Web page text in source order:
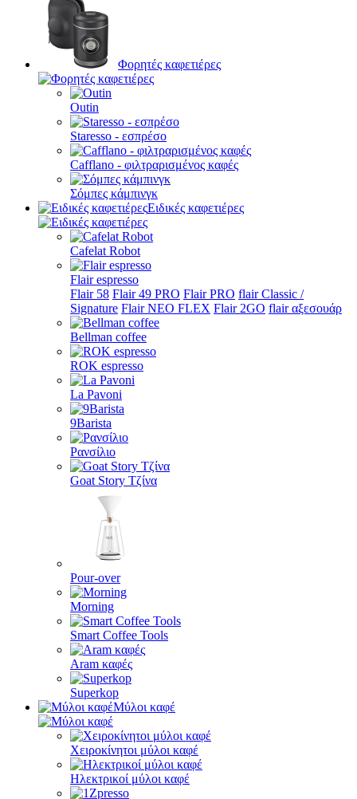
Φορητές καφετιέρες
Outin
Staresso - εσπρέσο
Cafflano - φιλτραρισμένος καφές
Σόμπες κάμπινγκ
Ειδικές καφετιέρες
Cafelat Robot
Flair espresso
Flair 58 Flair 49 PRO Flair PRO flair Classic /
Signature Flair NEO FLEX Flair 2GO flair αξεσουάρ
Bellman coffee
ROK espresso
La Pavoni
9Barista
Ρανσίλιο
Goat Story Τζίνα
Pour-over
Morning
Smart Coffee Tools
Aram καφές
Superkop
Μύλοι καφέ
Χειροκίνητοι μύλοι καφέ
Ηλεκτρικοί μύλοι καφέ